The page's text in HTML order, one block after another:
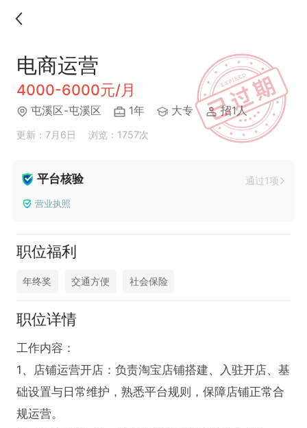
电商运营
4000-6000元/月
屯溪区-屯溪区 1年 大专 招1人
更新：7月6日 浏览：1757次
平台核验 通过1项
营业执照
职位福利
年终奖 交通方便 社会保险
职位详情
工作内容：
1、店铺运营开店：负责淘宝店铺搭建、入驻开店、基
础设置与日常维护，熟悉平台规则，保障店铺正常合
规运营。